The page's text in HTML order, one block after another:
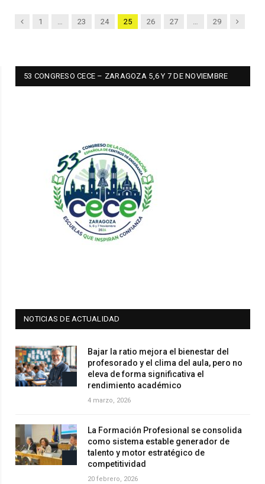
Anterior
1 23 24 25 26 27 29
53 CONGRESO CECE – ZARAGOZA 5,6 Y 7 DE NOVIEMBRE
NOTICIAS DE ACTUALIDAD
Bajar la ratio mejora el bienestar del
profesorado y el clima del aula, pero no
eleva de forma significativa el
rendimiento académico
4 marzo, 2026
La Formación Profesional se consolida
como sistema estable generador de
talento y motor estratégico de
competitividad
20 febrero, 2026